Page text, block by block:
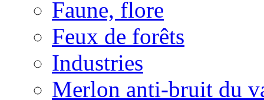
Faune, flore
Feux de forêts
Industries
Merlon anti-bruit du